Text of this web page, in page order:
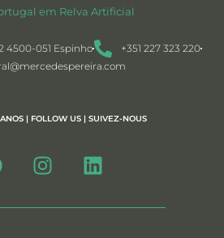
em Relva Artificial
4500-051 Espinho
+351 227 323 220
| FOLLOW US | SUIVEZ-NOUS